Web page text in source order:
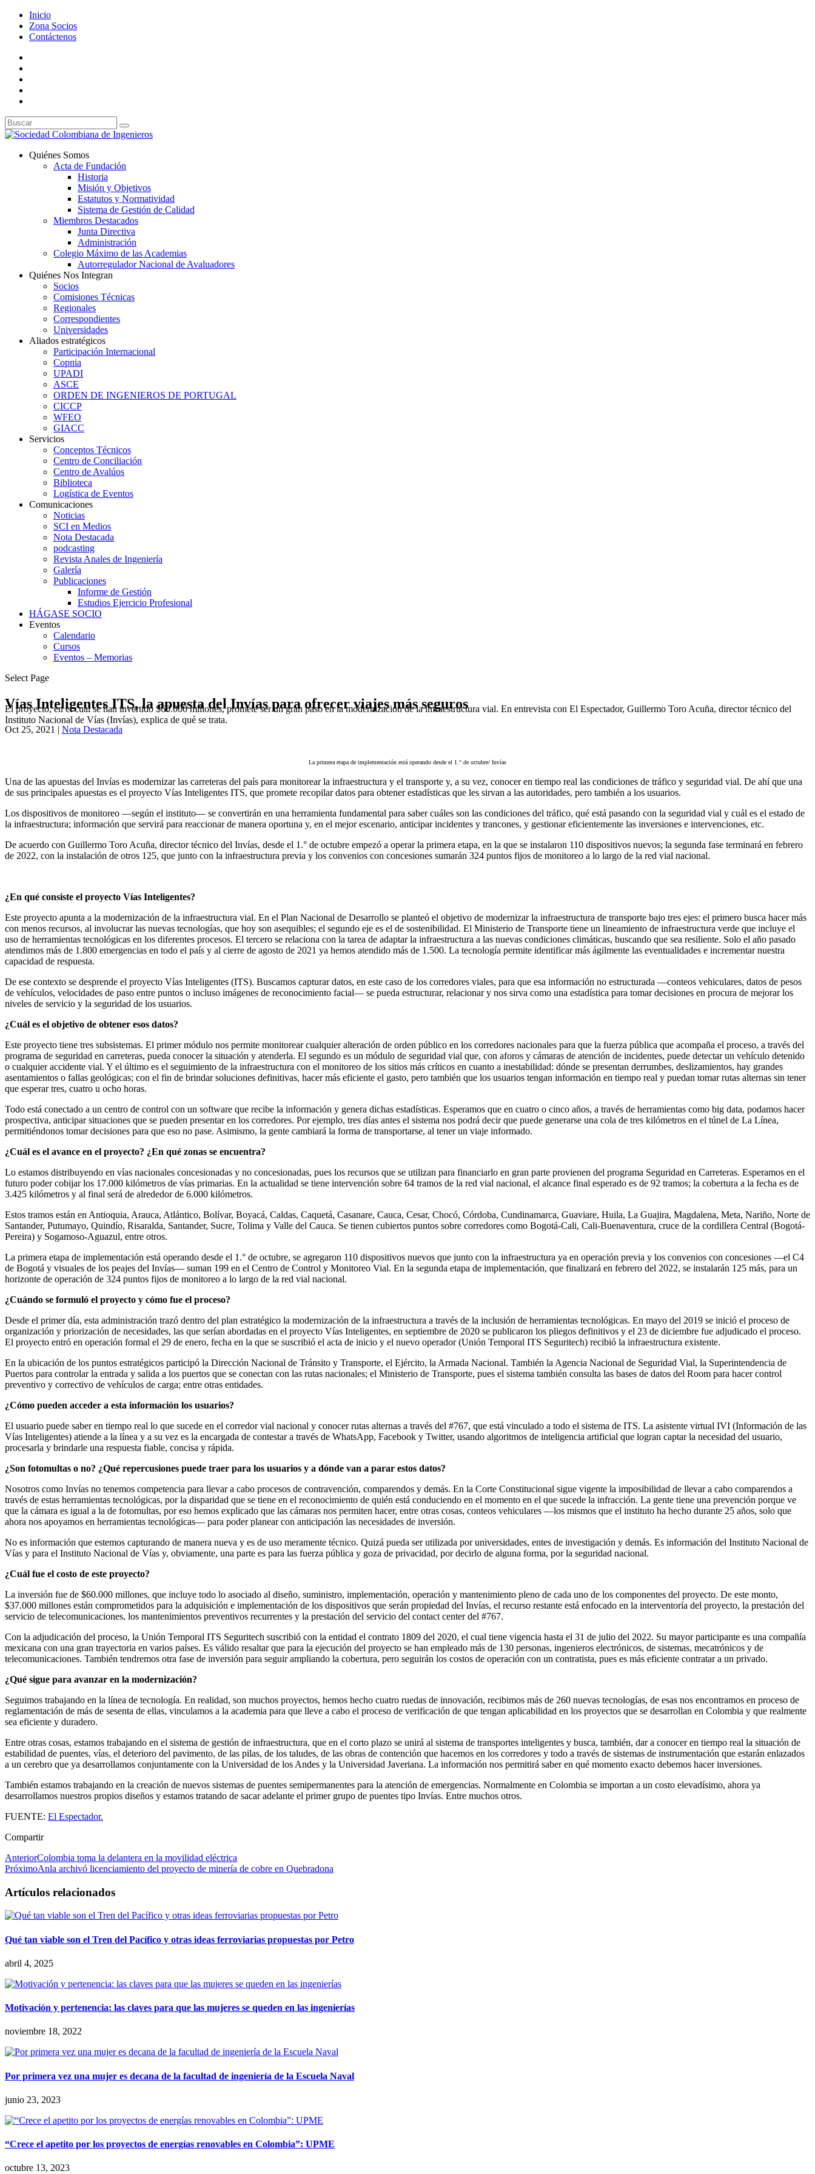
Inicio
Zona Socios
Contáctenos
Quiénes Somos
Acta de Fundación
Historia
Misión y Objetivos
Estatutos y Normatividad
Sistema de Gestión de Calidad
Miembros Destacados
Junta Directiva
Administración
Colegio Máximo de las Academias
Autorregulador Nacional de Avaluadores
Quiénes Nos Integran
Socios
Comisiones Técnicas
Regionales
Correspondientes
Universidades
Aliados estratégicos
Participación Internacional
Copnia
UPADI
ASCE
ORDEN DE INGENIEROS DE PORTUGAL
CICCP
WFEO
GIACC
Servicios
Conceptos Técnicos
Centro de Conciliación
Centro de Avalúos
Biblioteca
Logística de Eventos
Comunicaciones
Noticias
SCI en Medios
Nota Destacada
podcasting
Revista Anales de Ingeniería
Galería
Publicaciones
Informe de Gestión
Estudios Ejercicio Profesional
HÁGASE SOCIO
Eventos
Calendario
Cursos
Eventos – Memorias
Select Page
Vías Inteligentes ITS, la apuesta del Invías para ofrecer viajes más seguros
Oct 25, 2021 | Nota Destacada
El proyecto, en el cual se han invertido $60.000 millones, promete ser un gran paso en la modernización de la infraestructura vial. En entrevista con El Espectador, Guillermo Toro Acuña, director técnico del
Instituto Nacional de Vías (Invías), explica de qué se trata.
La primera etapa de implementación está operando desde el 1.° de octubre/ Invías
Una de las apuestas del Invías es modernizar las carreteras del país para monitorear la infraestructura y el transporte y, a su vez, conocer en tiempo real las condiciones de tráfico y seguridad vial. De ahí que una
de sus principales apuestas es el proyecto Vías Inteligentes ITS, que promete recopilar datos para obtener estadísticas que les sirvan a las autoridades, pero también a los usuarios.
Los dispositivos de monitoreo —según el instituto— se convertirán en una herramienta fundamental para saber cuáles son las condiciones del tráfico, qué está pasando con la seguridad vial y cuál es el estado de
la infraestructura; información que servirá para reaccionar de manera oportuna y, en el mejor escenario, anticipar incidentes y trancones, y gestionar eficientemente las inversiones e intervenciones, etc.
De acuerdo con Guillermo Toro Acuña, director técnico del Invías, desde el 1.° de octubre empezó a operar la primera etapa, en la que se instalaron 110 dispositivos nuevos; la segunda fase terminará en febrero
de 2022, con la instalación de otros 125, que junto con la infraestructura previa y los convenios con concesiones sumarán 324 puntos fijos de monitoreo a lo largo de la red vial nacional.
¿En qué consiste el proyecto Vías Inteligentes?
Este proyecto apunta a la modernización de la infraestructura vial. En el Plan Nacional de Desarrollo se planteó el objetivo de modernizar la infraestructura de transporte bajo tres ejes: el primero busca hacer más
con menos recursos, al involucrar las nuevas tecnologías, que hoy son asequibles; el segundo eje es el de sostenibilidad. El Ministerio de Transporte tiene un lineamiento de infraestructura verde que incluye el
uso de herramientas tecnológicas en los diferentes procesos. El tercero se relaciona con la tarea de adaptar la infraestructura a las nuevas condiciones climáticas, buscando que sea resiliente. Solo el año pasado
atendimos más de 1.800 emergencias en todo el país y al cierre de agosto de 2021 ya hemos atendido más de 1.500. La tecnología permite identificar más ágilmente las eventualidades e incrementar nuestra
capacidad de respuesta.
De ese contexto se desprende el proyecto Vías Inteligentes (ITS). Buscamos capturar datos, en este caso de los corredores viales, para que esa información no estructurada —conteos vehiculares, datos de pesos
de vehículos, velocidades de paso entre puntos o incluso imágenes de reconocimiento facial— se pueda estructurar, relacionar y nos sirva como una estadística para tomar decisiones en procura de mejorar los
niveles de servicio y la seguridad de los usuarios.
¿Cuál es el objetivo de obtener esos datos?
Este proyecto tiene tres subsistemas. El primer módulo nos permite monitorear cualquier alteración de orden público en los corredores nacionales para que la fuerza pública que acompaña el proceso, a través del
programa de seguridad en carreteras, pueda conocer la situación y atenderla. El segundo es un módulo de seguridad vial que, con aforos y cámaras de atención de incidentes, puede detectar un vehículo detenido
o cualquier accidente vial. Y el último es el seguimiento de la infraestructura con el monitoreo de los sitios más críticos en cuanto a inestabilidad: dónde se presentan derrumbes, deslizamientos, hay grandes
asentamientos o fallas geológicas; con el fin de brindar soluciones definitivas, hacer más eficiente el gasto, pero también que los usuarios tengan información en tiempo real y puedan tomar rutas alternas sin tener
que esperar tres, cuatro u ocho horas.
Todo está conectado a un centro de control con un software que recibe la información y genera dichas estadísticas. Esperamos que en cuatro o cinco años, a través de herramientas como big data, podamos hacer
prospectiva, anticipar situaciones que se pueden presentar en los corredores. Por ejemplo, tres días antes el sistema nos podrá decir que puede generarse una cola de tres kilómetros en el túnel de La Línea,
permitiéndonos tomar decisiones para que eso no pase. Asimismo, la gente cambiará la forma de transportarse, al tener un viaje informado.
¿Cuál es el avance en el proyecto? ¿En qué zonas se encuentra?
Lo estamos distribuyendo en vías nacionales concesionadas y no concesionadas, pues los recursos que se utilizan para financiarlo en gran parte provienen del programa Seguridad en Carreteras. Esperamos en el
futuro poder cobijar los 17.000 kilómetros de vías primarias. En la actualidad se tiene intervención sobre 64 tramos de la red vial nacional, el alcance final esperado es de 92 tramos; la cobertura a la fecha es de
3.425 kilómetros y al final será de alrededor de 6.000 kilómetros.
Estos tramos están en Antioquia, Arauca, Atlántico, Bolívar, Boyacá, Caldas, Caquetá, Casanare, Cauca, Cesar, Chocó, Córdoba, Cundinamarca, Guaviare, Huila, La Guajira, Magdalena, Meta, Nariño, Norte de
Santander, Putumayo, Quindío, Risaralda, Santander, Sucre, Tolima y Valle del Cauca. Se tienen cubiertos puntos sobre corredores como Bogotá-Cali, Cali-Buenaventura, cruce de la cordillera Central (Bogotá-
Pereira) y Sogamoso-Aguazul, entre otros.
La primera etapa de implementación está operando desde el 1.° de octubre, se agregaron 110 dispositivos nuevos que junto con la infraestructura ya en operación previa y los convenios con concesiones —el C4
de Bogotá y visuales de los peajes del Invías— suman 199 en el Centro de Control y Monitoreo Vial. En la segunda etapa de implementación, que finalizará en febrero del 2022, se instalarán 125 más, para un
horizonte de operación de 324 puntos fijos de monitoreo a lo largo de la red vial nacional.
¿Cuándo se formuló el proyecto y cómo fue el proceso?
Desde el primer día, esta administración trazó dentro del plan estratégico la modernización de la infraestructura a través de la inclusión de herramientas tecnológicas. En mayo del 2019 se inició el proceso de
organización y priorización de necesidades, las que serían abordadas en el proyecto Vías Inteligentes, en septiembre de 2020 se publicaron los pliegos definitivos y el 23 de diciembre fue adjudicado el proceso.
El proyecto entró en operación formal el 29 de enero, fecha en la que se suscribió el acta de inicio y el nuevo operador (Unión Temporal ITS Seguritech) recibió la infraestructura existente.
En la ubicación de los puntos estratégicos participó la Dirección Nacional de Tránsito y Transporte, el Ejército, la Armada Nacional. También la Agencia Nacional de Seguridad Vial, la Superintendencia de
Puertos para controlar la entrada y salida a los puertos que se conectan con las rutas nacionales; el Ministerio de Transporte, pues el sistema también consulta las bases de datos del Room para hacer control
preventivo y correctivo de vehículos de carga; entre otras entidades.
¿Cómo pueden acceder a esta información los usuarios?
El usuario puede saber en tiempo real lo que sucede en el corredor vial nacional y conocer rutas alternas a través del #767, que está vinculado a todo el sistema de ITS. La asistente virtual IVI (Información de las
Vías Inteligentes) atiende a la línea y a su vez es la encargada de contestar a través de WhatsApp, Facebook y Twitter, usando algoritmos de inteligencia artificial que logran captar la necesidad del usuario,
procesarla y brindarle una respuesta fiable, concisa y rápida.
¿Son fotomultas o no? ¿Qué repercusiones puede traer para los usuarios y a dónde van a parar estos datos?
Nosotros como Invías no tenemos competencia para llevar a cabo procesos de contravención, comparendos y demás. En la Corte Constitucional sigue vigente la imposibilidad de llevar a cabo comparendos a
través de estas herramientas tecnológicas, por la disparidad que se tiene en el reconocimiento de quién está conduciendo en el momento en el que sucede la infracción. La gente tiene una prevención porque ve
que la cámara es igual a la de fotomultas, por eso hemos explicado que las cámaras nos permiten hacer, entre otras cosas, conteos vehiculares —los mismos que el instituto ha hecho durante 25 años, solo que
ahora nos apoyamos en herramientas tecnológicas— para poder planear con anticipación las necesidades de inversión.
No es información que estemos capturando de manera nueva y es de uso meramente técnico. Quizá pueda ser utilizada por universidades, entes de investigación y demás. Es información del Instituto Nacional de
Vías y para el Instituto Nacional de Vías y, obviamente, una parte es para las fuerza pública y goza de privacidad, por decirlo de alguna forma, por la seguridad nacional.
¿Cuál fue el costo de este proyecto?
La inversión fue de $60.000 millones, que incluye todo lo asociado al diseño, suministro, implementación, operación y mantenimiento pleno de cada uno de los componentes del proyecto. De este monto,
$37.000 millones están comprometidos para la adquisición e implementación de los dispositivos que serán propiedad del Invías, el recurso restante está enfocado en la interventoría del proyecto, la prestación del
servicio de telecomunicaciones, los mantenimientos preventivos recurrentes y la prestación del servicio del contact center del #767.
Con la adjudicación del proceso, la Unión Temporal ITS Seguritech suscribió con la entidad el contrato 1809 del 2020, el cual tiene vigencia hasta el 31 de julio del 2022. Su mayor participante es una compañía
mexicana con una gran trayectoria en varios países. Es válido resaltar que para la ejecución del proyecto se han empleado más de 130 personas, ingenieros electrónicos, de sistemas, mecatrónicos y de
telecomunicaciones. También tendremos otra fase de inversión para seguir ampliando la cobertura, pero seguirán los costos de operación con un contratista, pues es más eficiente contratar a un privado.
¿Qué sigue para avanzar en la modernización?
Seguimos trabajando en la línea de tecnología. En realidad, son muchos proyectos, hemos hecho cuatro ruedas de innovación, recibimos más de 260 nuevas tecnologías, de esas nos encontramos en proceso de
reglamentación de más de sesenta de ellas, vinculamos a la academia para que lleve a cabo el proceso de verificación de que tengan aplicabilidad en los proyectos que se desarrollan en Colombia y que realmente
sea eficiente y duradero.
Entre otras cosas, estamos trabajando en el sistema de gestión de infraestructura, que en el corto plazo se unirá al sistema de transportes inteligentes y busca, también, dar a conocer en tiempo real la situación de
estabilidad de puentes, vías, el deterioro del pavimento, de las pilas, de los taludes, de las obras de contención que hacemos en los corredores y todo a través de sistemas de instrumentación que estarán enlazados
a un cerebro que ya desarrollamos conjuntamente con la Universidad de los Andes y la Universidad Javeriana. La información nos permitirá saber en qué momento exacto debemos hacer inversiones.
También estamos trabajando en la creación de nuevos sistemas de puentes semipermanentes para la atención de emergencias. Normalmente en Colombia se importan a un costo elevadísimo, ahora ya
desarrollamos nuestros propios diseños y estamos tratando de sacar adelante el primer grupo de puentes tipo Invías. Entre muchos otros.
FUENTE: El Espectador.
Compartir
AnteriorColombia toma la delantera en la movilidad eléctrica
PróximoAnla archivó licenciamiento del proyecto de minería de cobre en Quebradona
Artículos relacionados
Qué tan viable son el Tren del Pacífico y otras ideas ferroviarias propuestas por Petro
abril 4, 2025
Motivación y pertenencia: las claves para que las mujeres se queden en las ingenierías
noviembre 18, 2022
Por primera vez una mujer es decana de la facultad de ingeniería de la Escuela Naval
junio 23, 2023
“Crece el apetito por los proyectos de energías renovables en Colombia”: UPME
octubre 13, 2023